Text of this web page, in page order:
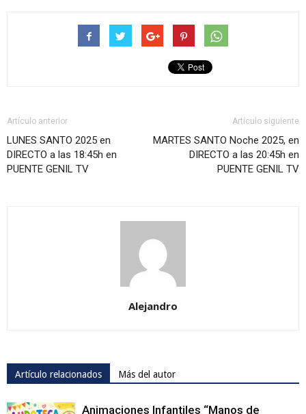
Artículo anterior
LUNES SANTO 2025 en
DIRECTO a las 18:45h en
PUENTE GENIL TV
Artículo siguiente
MARTES SANTO Noche 2025, en
DIRECTO a las 20:45h en
PUENTE GENIL TV
Alejandro
Artículo relacionados Más del autor
Animaciones Infantiles “Manos de